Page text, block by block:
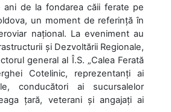
ani de la fondarea căii ferate pe
un moment de referință în
național. La eveniment au
și Dezvoltării Regionale,
general al Î.S. „Calea Ferată
Cotelinic, reprezentanți ai
conducători ai sucursalelor
țară, veterani și angajați ai